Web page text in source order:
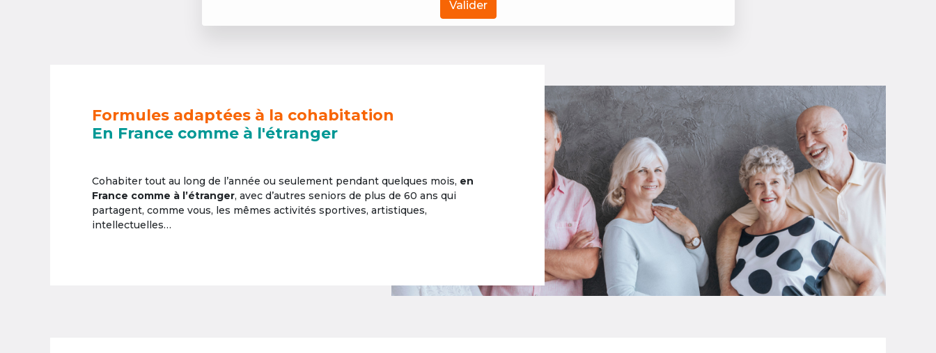
Valider
Formules adaptées à la cohabitation
En France comme à l'étranger
Cohabiter tout au long de l’année ou seulement pendant quelques mois, en
France comme à l’étranger, avec d’autres seniors de plus de 60 ans qui
partagent, comme vous, les mêmes activités sportives, artistiques,
intellectuelles…